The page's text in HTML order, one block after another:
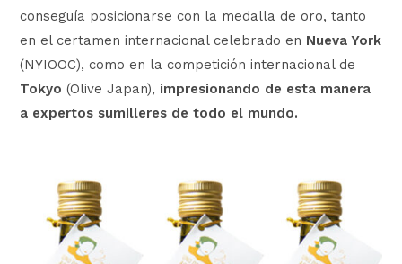
conseguía posicionarse con la medalla de oro, tanto
en el certamen internacional celebrado en Nueva York
(NYIOOC), como en la competición internacional de
Tokyo (Olive Japan), impresionando de esta manera
a expertos sumilleres de todo el mundo.